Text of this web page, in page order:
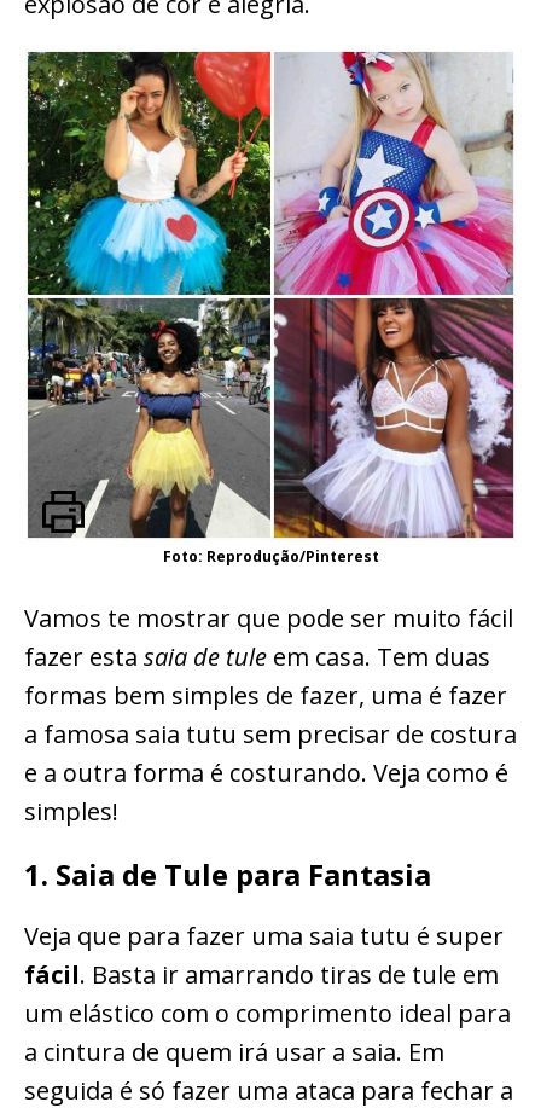
Foto: Reprodução/Pinterest
Vamos te mostrar que pode ser muito fácil
fazer esta saia de tule em casa. Tem duas
formas bem simples de fazer, uma é fazer
a famosa saia tutu sem precisar de costura
e a outra forma é costurando. Veja como é
simples!
1. Saia de Tule para Fantasia
Veja que para fazer uma saia tutu é super
fácil. Basta ir amarrando tiras de tule em
um elástico com o comprimento ideal para
a cintura de quem irá usar a saia. Em
seguida é só fazer uma ataca para fechar a